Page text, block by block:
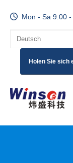
Mon - Sa 9:00
Holen Sie sich